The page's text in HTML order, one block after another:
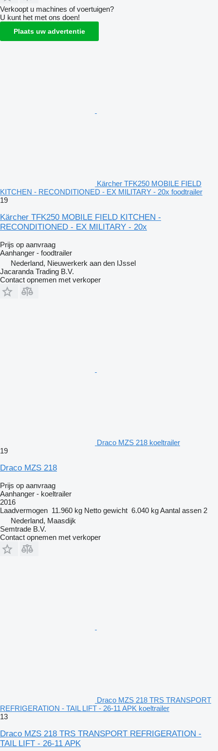
Verkoopt u machines of voertuigen?
U kunt het met ons doen!
Plaats uw advertentie
Kärcher TFK250 MOBILE FIELD
KITCHEN - RECONDITIONED - EX MILITARY - 20x foodtrailer
19
Kärcher TFK250 MOBILE FIELD KITCHEN -
RECONDITIONED - EX MILITARY - 20x
Prijs op aanvraag
Aanhanger - foodtrailer
Nederland, Nieuwerkerk aan den IJssel
Jacaranda Trading B.V.
Contact opnemen met verkoper
Draco MZS 218 koeltrailer
19
Draco MZS 218
Prijs op aanvraag
Aanhanger - koeltrailer
2016
Laadvermogen 11.960 kg Netto gewicht 6.040 kgAantal assen 2
Nederland, Maasdijk
Semtrade B.V.
Contact opnemen met verkoper
Draco MZS 218 TRS TRANSPORT
REFRIGERATION - TAIL LIFT - 26-11 APK koeltrailer
13
Draco MZS 218 TRS TRANSPORT REFRIGERATION -
TAIL LIFT - 26-11 APK